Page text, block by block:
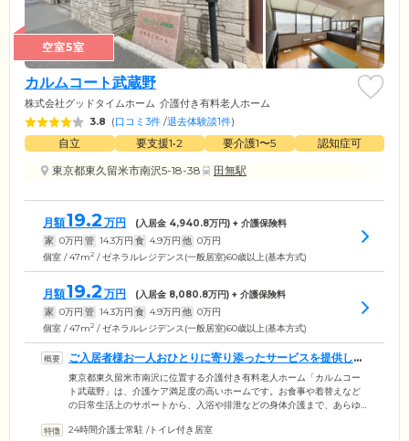
空室5室
カルムコート武蔵野
株式会社グッドタイムホーム 介護付き有料老人ホーム
3.8 (口コミ3件 /退去体験談1件)
自立 要支援1•2 要介護1〜5
認知症可
東京都東久留米市南沢5-18-38
田無駅
月額19.2 万円 (入居金 4,940.8万円) + 介護保険料
家 0万円 管 14.3万円 食 4.9万円 他 0万円
個室 / 47m2 / ゼネラルレジデンス(一般居室)60歳以上(基本方式)
月額19.2 万円 (入居金 8,080.8万円) + 介護保険料
家 0万円 管 14.3万円 食 4.9万円 他 0万円
個室 / 47m2 / ゼネラルレジデンス(一般居室)60歳以上(基本方式)
ご入居者様お一人おひとりに寄り添ったサービスを提供して
います
東京都東久留米市南沢に位置する介護付き有料老人ホーム「カルムコー
ト武蔵野」は、介護ケア満足度の高いホームです。お食事や着替えなど
の日常生活上のサポートから、入浴や排泄などの身体介護まで、あらゆ
ト。経験豊かな頼もしい介護スタッフが、お一人おひとりを責任をもっ
24時間介護士常駐 /トイレ付き居室